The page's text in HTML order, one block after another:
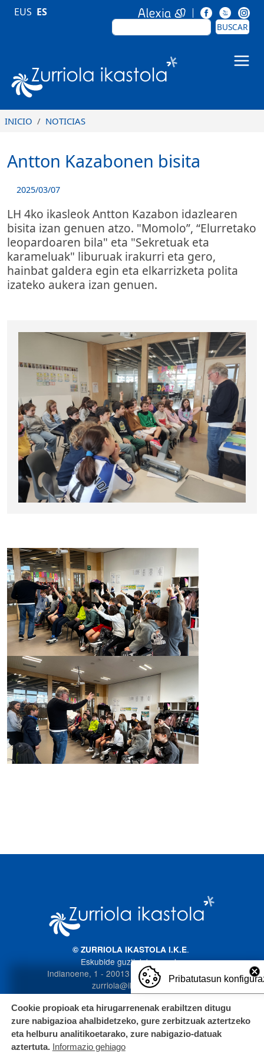
Pasar al contenido principal
BUSCAR
BUSCAR
EUS ES
INICIO NOTICIAS
Antton Kazabonen bisita
2025/03/07
LH 4ko ikasleok Antton Kazabon idazlearen
bisita izan genuen atzo. "Momolo”, “Elurretako
leopardoaren bila" eta "Sekretuak eta
karameluak" liburuak irakurri eta gero,
hainbat galdera egin eta elkarrizketa polita
izateko aukera izan genuen.
© ZURRIOLA IKASTOLA I.K.E.
Eskubide guztiak bere esku
Indianoene, 1 - 20013 Donostia. 943 272 587
zurriola@ikastola.eus
Pribatutasun
Cookie propioak eta hirugarrenenak erabiltzen ditugu
zure nabigazioa ahalbidetzeko, gure zerbitzuak aztertzeko
eta helburu analitikoetarako, zure nabigazio-datuak
aztertuta. Informazio gehiago